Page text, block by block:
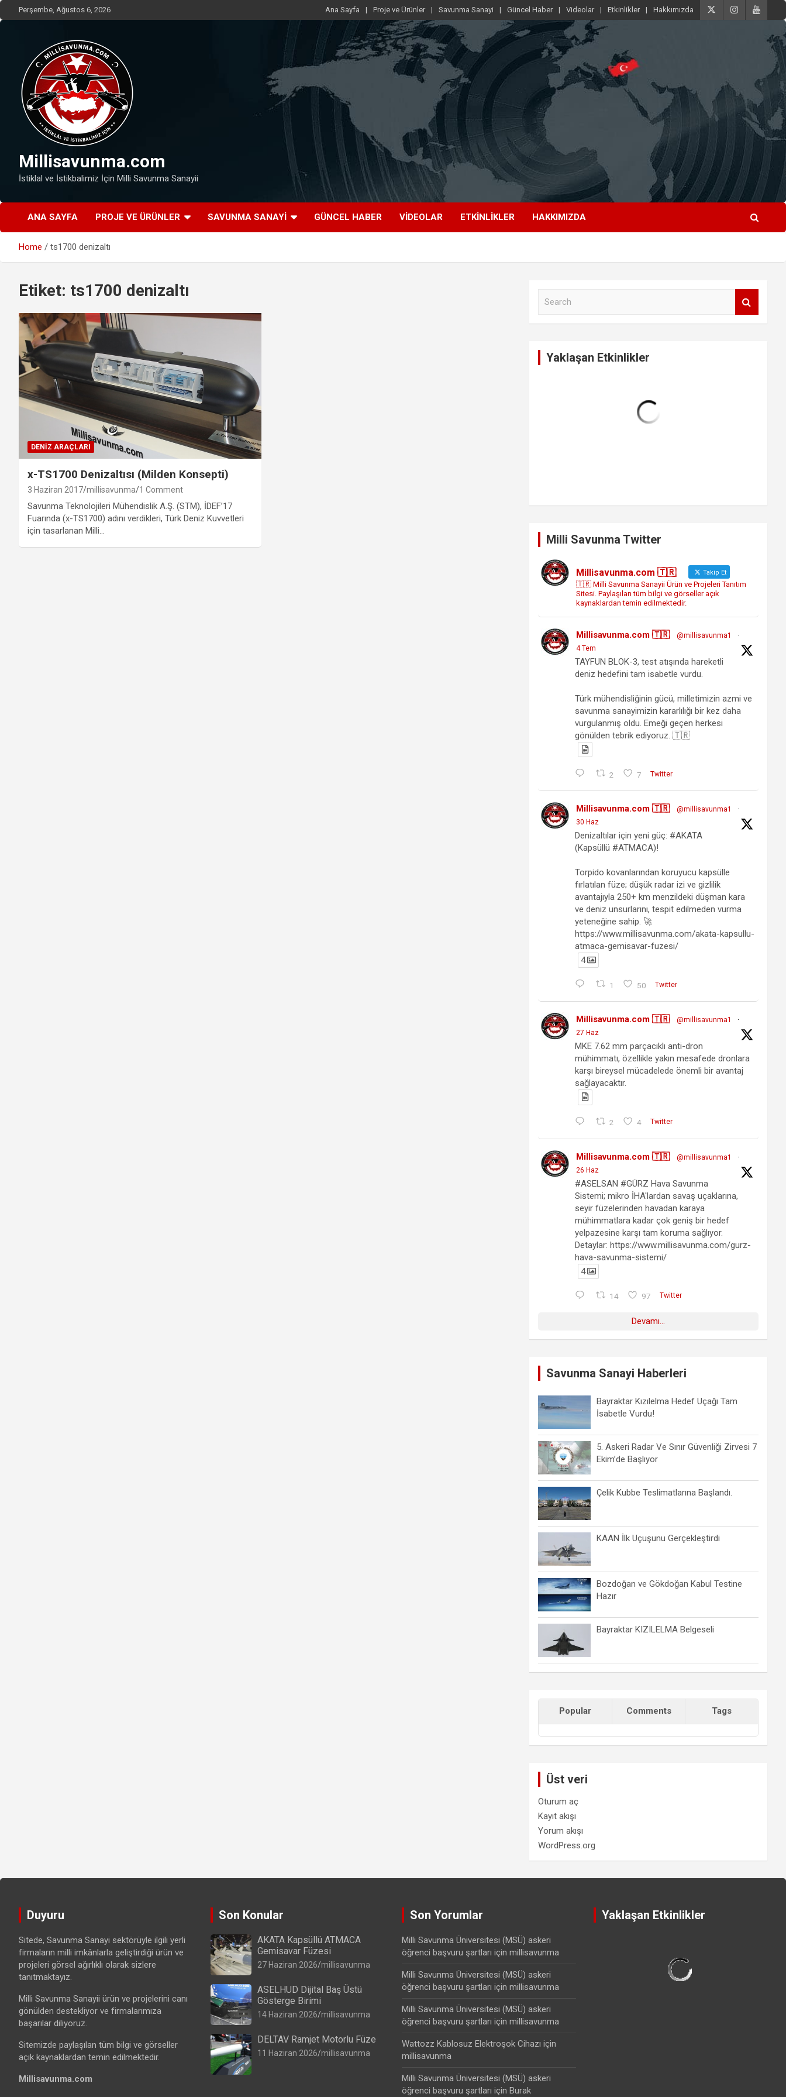
Skip
to
Perşembe, Ağustos 6, 2026 Ana Sayfa Proje ve Ürünler Savunma Sanayi Güncel Haber Videolar Etkinlikler Hakkımızda
Millisavunma.com
İstiklal ve İstikbalimiz İçin Milli Savunma Sanayii
ANA SAYFA PROJE VE ÜRÜNLER SAVUNMA SANAYI GÜNCEL HABER VIDEOLAR ETKINLIKLER HAKKIMIZDA
Home ts1700 denizaltı
Etiket: ts1700 denizaltı
DENIZ ARAÇLARI
x-TS1700 Denizaltısı (Milden Konsepti)
3 Haziran 2017 millisavunma 1 Comment
Savunma Teknolojileri Mühendislik A.Ş. (STM), İDEF’17
Fuarında (x-TS1700) adını verdikleri, Türk Deniz Kuvvetleri
için tasarlanan Milli…
Yaklaşan Etkinlikler
Milli Savunma Twitter
Millisavunma.com 🇹🇷 Takip Et
🇹🇷 Milli Savunma Sanayii Ürün ve Projeleri Tanıtım
Sitesi. Paylaşılan tüm bilgi ve görseller açık
kaynaklardan temin edilmektedir.
Millisavunma.com 🇹🇷 @millisavunma1
·
4 Tem
TAYFUN BLOK-3, test atışında hareketli
deniz hedefini tam isabetle vurdu.
Türk mühendisliğinin gücü, milletimizin azmi ve
savunma sanayimizin kararlılığı bir kez daha
vurgulanmış oldu. Emeği geçen herkesi
gönülden tebrik ediyoruz. 🇹🇷
2 7 Twitter
Millisavunma.com 🇹🇷 @millisavunma1
·
30 Haz
Denizaltılar için yeni güç: #AKATA
(Kapsüllü #ATMACA)!
Torpido kovanlarından koruyucu kapsülle
fırlatılan füze; düşük radar izi ve gizlilik
avantajıyla 250+ km menzildeki düşman kara
ve deniz unsurlarını, tespit edilmeden vurma
yeteneğine sahip. 🚀
https://www.millisavunma.com/akata-kapsullu-
atmaca-gemisavar-fuzesi/
4
1 50 Twitter
Millisavunma.com 🇹🇷 @millisavunma1
·
27 Haz
MKE 7.62 mm parçacıklı anti-dron
mühimmatı, özellikle yakın mesafede dronlara
karşı bireysel mücadelede önemli bir avantaj
sağlayacaktır.
2 4 Twitter
Millisavunma.com 🇹🇷 @millisavunma1
·
26 Haz
#ASELSAN #GÜRZ Hava Savunma
Sistemi; mikro İHA'lardan savaş uçaklarına,
seyir füzelerinden havadan karaya
mühimmatlara kadar çok geniş bir hedef
yelpazesine karşı tam koruma sağlıyor.
Detaylar: https://www.millisavunma.com/gurz-
hava-savunma-sistemi/
4
14 97 Twitter
Devamı...
Savunma Sanayi Haberleri
Bayraktar Kızılelma Hedef Uçağı Tam
İsabetle Vurdu!
5. Askeri Radar Ve Sınır Güvenliği Zirvesi 7
Ekim’de Başlıyor
Çelik Kubbe Teslimatlarına Başlandı.
KAAN İlk Uçuşunu Gerçekleştirdi
Bozdoğan ve Gökdoğan Kabul Testine
Hazır
Bayraktar KIZILELMA Belgeseli
Popular Comments Tags
Üst veri
Oturum aç
Kayıt akışı
Yorum akışı
WordPress.org
Duyuru
Sitede, Savunma Sanayi sektörüyle ilgili yerli
firmaların milli imkânlarla geliştirdiği ürün ve
projeleri görsel ağırlıklı olarak sizlere
tanıtmaktayız.
Milli Savunma Sanayii ürün ve projelerini canı
gönülden destekliyor ve firmalarımıza
başarılar diliyoruz.
Sitemizde paylaşılan tüm bilgi ve görseller
açık kaynaklardan temin edilmektedir.
Millisavunma.com
Son Konular
AKATA Kapsüllü ATMACA
Gemisavar Füzesi
27 Haziran 2026 millisavunma
ASELHUD Dijital Baş Üstü
Gösterge Birimi
14 Haziran 2026 millisavunma
DELTAV Ramjet Motorlu Füze
11 Haziran 2026 millisavunma
Son Yorumlar
Milli Savunma Üniversitesi (MSÜ) askeri
öğrenci başvuru şartları için millisavunma
Milli Savunma Üniversitesi (MSÜ) askeri
öğrenci başvuru şartları için millisavunma
Milli Savunma Üniversitesi (MSÜ) askeri
öğrenci başvuru şartları için millisavunma
Wattozz Kablosuz Elektroşok Cihazı için
millisavunma
Milli Savunma Üniversitesi (MSÜ) askeri
öğrenci başvuru şartları için Burak
Yaklaşan Etkinlikler